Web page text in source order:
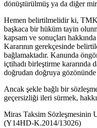
dönüştürülmüş ya da diğer
Hemen belirtilmelidir ki,
başkaca bir hüküm tayin
kapsam ve sonuçları
Kararının gerekçesinde
bağlamaktadır. Kanunda
içtihadı birleştirme kararında
doğrudan doğruya
Ancak şekle bağlı bir
geçersizliği ileri sürmek,
Miras Taksim Sözleşmesinin
(Y14HD-K.2014/13026)